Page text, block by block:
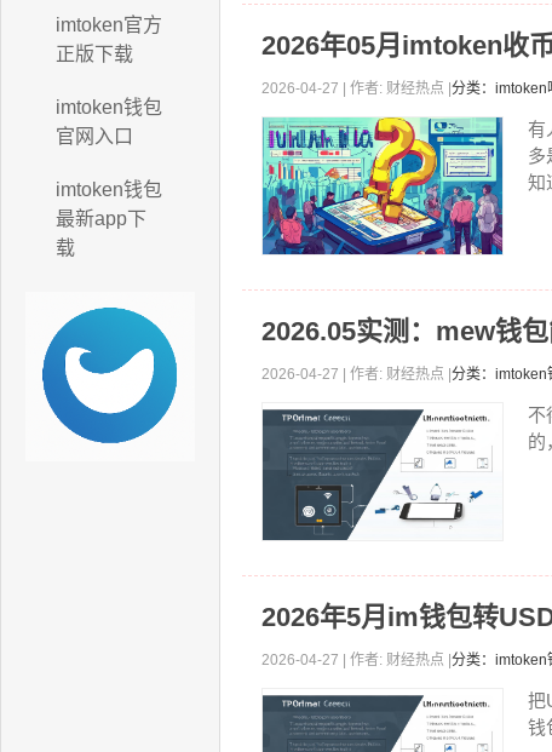
imtoken官方
正版下载
imtoken钱包
官网入口
imtoken钱包
最新app下
载
2026年05月imtoken收
2026-04-27 | 作者: 财经热点 | 分类：imtoken
有
多
知
2026.05实测：mew钱
2026-04-27 | 作者: 财经热点 | 分类：imtoken
不
的
2026年5月im钱包转
2026-04-27 | 作者: 财经热点 | 分类：imtoken
把
钱